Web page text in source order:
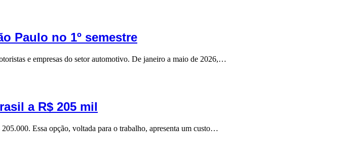
Paulo no 1º semestre
e empresas do setor automotivo. De janeiro a maio de 2026,…
a R$ 205 mil
Essa opção, voltada para o trabalho, apresenta um custo…